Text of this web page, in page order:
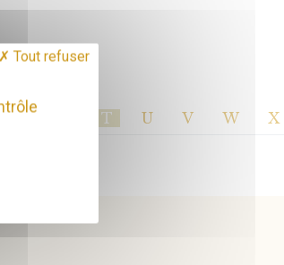
R T U V W X
Tout refuser